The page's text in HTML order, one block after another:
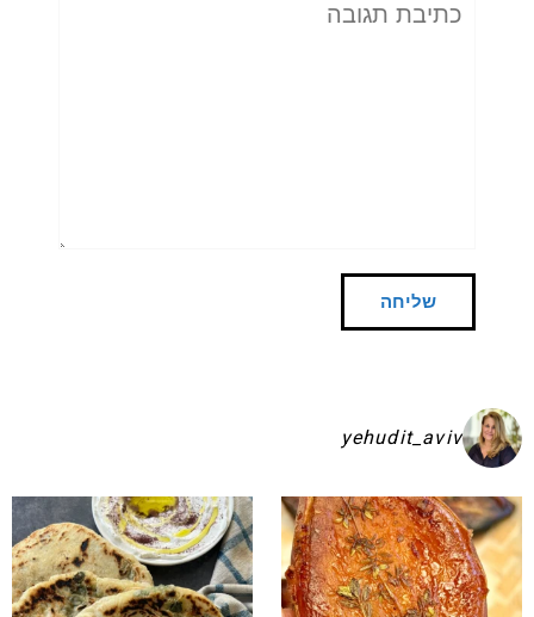
yehudit_aviv
בפיתות היסטריות